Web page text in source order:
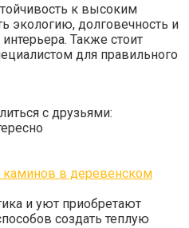
к высоким
экологию, долговечность и
Также стоит
для правильного
с друзьями:
в деревенском
и уют приобретают
создать теплую